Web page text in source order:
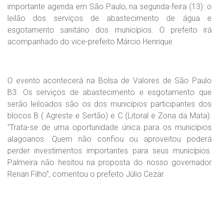
importante agenda em São Paulo, na segunda-feira (13): o
leilão dos serviços de abastecimento de água e
esgotamento sanitário dos municípios. O prefeito irá
acompanhado do vice-prefeito Márcio Henrique.
O evento acontecerá na Bolsa de Valores de São Paulo
B3. Os serviços de abastecimento e esgotamento que
serão leiloados são os dos municípios participantes dos
blocos B ( Agreste e Sertão) e C (Litoral e Zona da Mata).
“Trata-se de uma oportunidade única para os municípios
alagoanos. Quem não confiou ou aproveitou poderá
perder investimentos importantes para seus municípios.
Palmeira não hesitou na proposta do nosso governador
Renan Filho”, comentou o prefeito Júlio Cezar.